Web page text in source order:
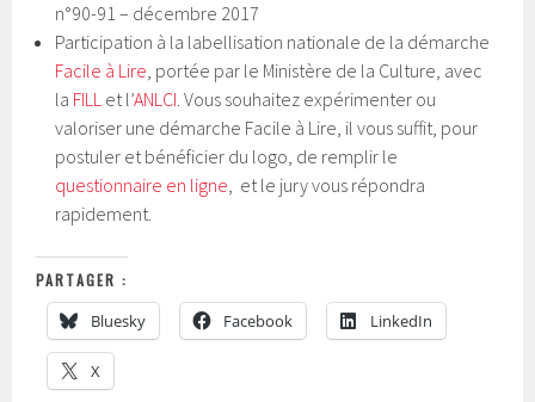
n°90-91 – décembre 2017
Participation à la labellisation nationale de la démarche
Facile à Lire, portée par le Ministère de la Culture, avec
la FILL et l’ANLCI. Vous souhaitez expérimenter ou
valoriser une démarche Facile à Lire, il vous suffit, pour
postuler et bénéficier du logo, de remplir le
questionnaire en ligne, et le jury vous répondra
rapidement.
PARTAGER :
Bluesky Facebook LinkedIn
X